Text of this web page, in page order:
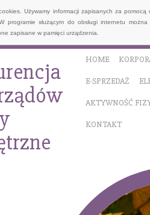
Używamy informacji zapisanych za
programie służącym do obsługi internetu
zapisane w pamięci urządzenia.
HOME
E-SPRZEDAŻ
AKTYWNOŚĆ
KONTAKT